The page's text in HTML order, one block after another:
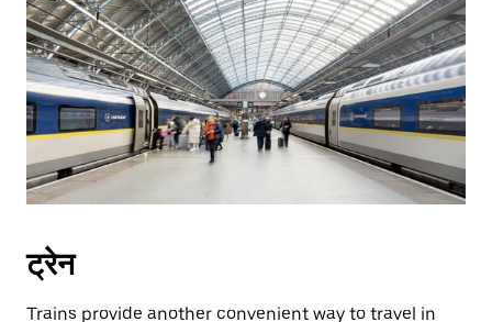
ट्रेन
Trains provide another convenient way to travel in